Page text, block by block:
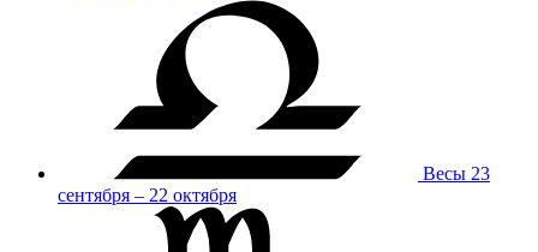
Весы 23
сентября – 22 октября